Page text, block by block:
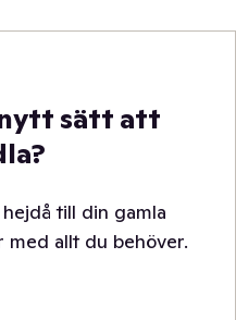
sätt att
till din gamla
med allt du behöver.